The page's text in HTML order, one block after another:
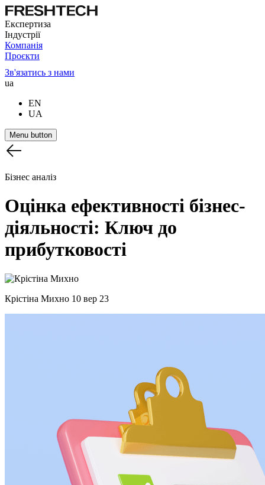
Експертиза
Індустрії
Компанія
Проєкти
Зв'язатись з нами
ua
EN
UA
Menu button
Бізнес аналіз
Оцінка ефективності бізнес-
діяльності: Ключ до
прибутковості
Крістіна Михно 10 вер 23